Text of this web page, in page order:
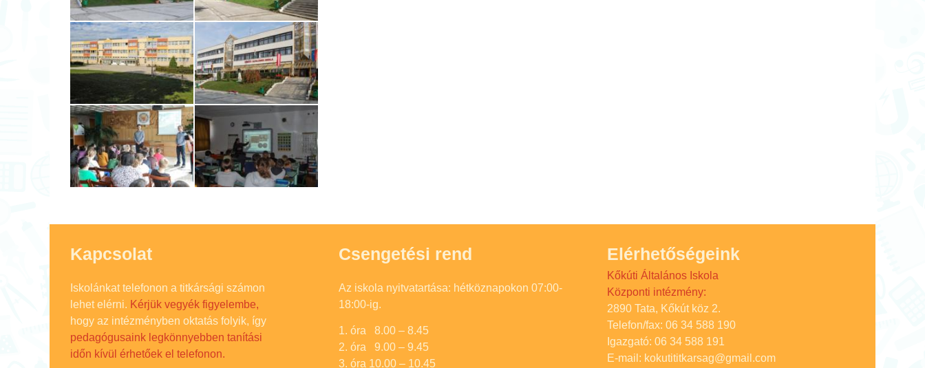
Kapcsolat
Iskolánkat telefonon a titkársági számon
lehet elérni. Kérjük vegyék figyelembe,
hogy az intézményben oktatás folyik, így
pedagógusaink legkönnyebben tanítási
időn kívül érhetőek el telefonon.
Csengetési rend
Az iskola nyitvatartása: hétköznapokon 07:00-
18:00-ig.
1. óra 8.00 – 8.45
2. óra 9.00 – 9.45
3. óra 10.00 – 10.45
Elérhetőségeink
Kőkúti Általános Iskola
Központi intézmény:
2890 Tata, Kőkút köz 2.
Telefon/fax: 06 34 588 190
Igazgató: 06 34 588 191
E-mail: kokutititkarsag@gmail.com